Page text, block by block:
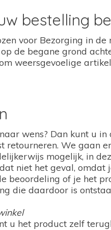
bestelling
voor Bezorging in
de begane grond
weersgevoelige
wens? Dan kunt u
retourneren. We gaan
mogelijk, in
niet het geval,
beoordeling of je het
die daardoor is
u het product zelf